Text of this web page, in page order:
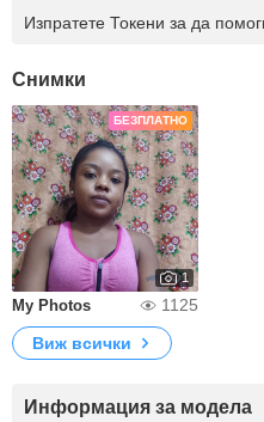
Изпратете Токени за да
Снимки
БЕЗПЛАТНО
1
My Photos
1125
Виж всички
Информация за модела